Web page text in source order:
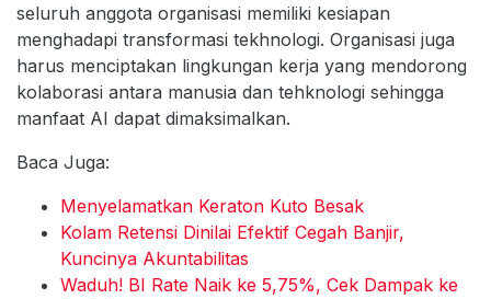
seluruh anggota organisasi memiliki kesiapan
menghadapi transformasi tekhnologi. Organisasi juga
harus menciptakan lingkungan kerja yang mendorong
kolaborasi antara manusia dan tehknologi sehingga
manfaat AI dapat dimaksimalkan.
Baca Juga:
Menyelamatkan Keraton Kuto Besak
Kolam Retensi Dinilai Efektif Cegah Banjir,
Kuncinya Akuntabilitas
Waduh! BI Rate Naik ke 5,75%, Cek Dampak ke